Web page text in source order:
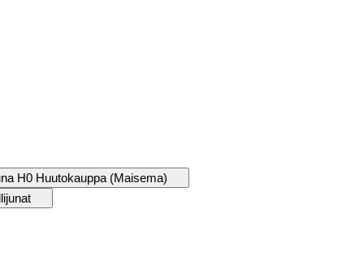
H0 Huutokauppa (Maisema)